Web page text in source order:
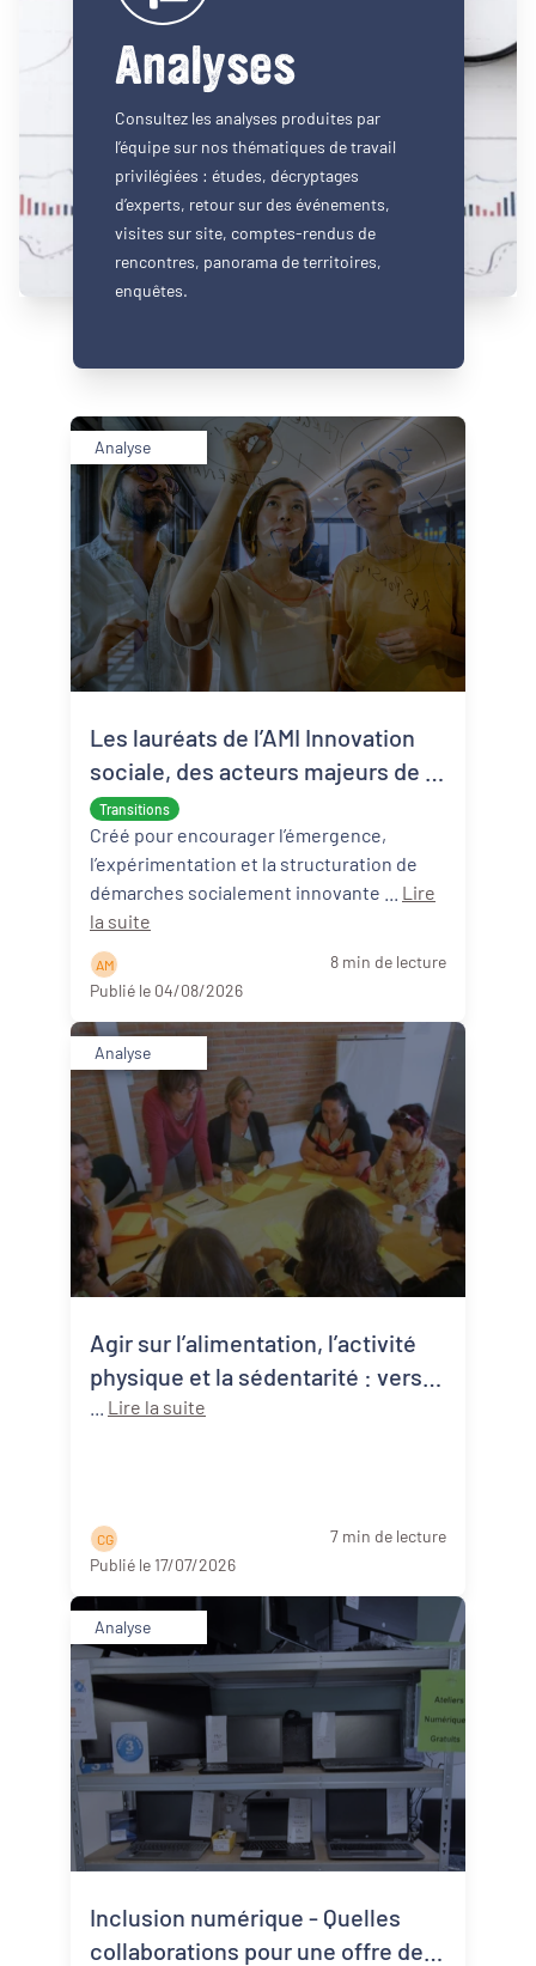
Analyses
Consultez les analyses produites par
l’équipe sur nos thématiques de travail
privilégiées : études, décryptages
d’experts, retour sur des événements,
visites sur site, comptes-rendus de
rencontres, panorama de territoires,
enquêtes.
Analyse
Transitions
Les lauréats de l’AMI Innovation
sociale, des acteurs majeurs de la
transition écologique et sociale
Créé pour encourager l’émergence,
l’expérimentation et la structuration de
Lire
la suite
A M
8 min de lecture
Publié le 04/08/2026
Analyse
Agir sur l’alimentation, l’activité
physique et la sédentarité : vers
une approche systémique de la
Lire la suite
C G
7 min de lecture
Publié le 17/07/2026
Analyse
Inclusion numérique - Quelles
collaborations pour une offre de